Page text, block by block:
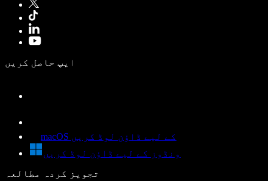
ایپ حاصل کریں
macOS کے لیے ڈاؤن لوڈ کریں
ونڈوز کے لیے ڈاؤن لوڈ کریں
تجویز کردہ مطالعہ